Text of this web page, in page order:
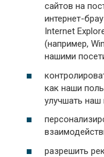
сайтов на
интернет-
Internet
(например,
нашими
как наши
улучшать наш
разрешить